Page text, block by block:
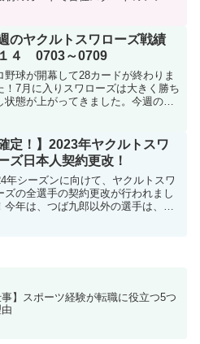
負け越して最下位に沈んでいます。
から交流戦が始...
のヤクルトスワローズ戦績
４ 0703～0709
野球が開幕して28カードが終わりま
！7月に入りスワローズは大きく勝ち
状態が上がってきました。今週のヤ
んも一緒に野球観戦していきましょ
いつでもどこでも...
確定！】2023年ヤクルトスワ
ズ日本人契約更改！
年シーズンに向けて、ヤクルトスワ
ズの全選手の契約更改が行われまし
今年は、つば九郎以外の選手は、す
事】スポーツ経験が転職に役立つ5つ